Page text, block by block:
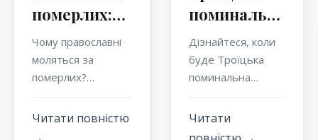
померлих:
православне
вчення,
значення,
святих
Чому православні
моляться за
померлих?
біблійні основи,
Читати повністю
поминальна
субота 2026
Дізнайтеся, коли
буде Троїцька
поминальна
році, що означає
цей день у
Читати